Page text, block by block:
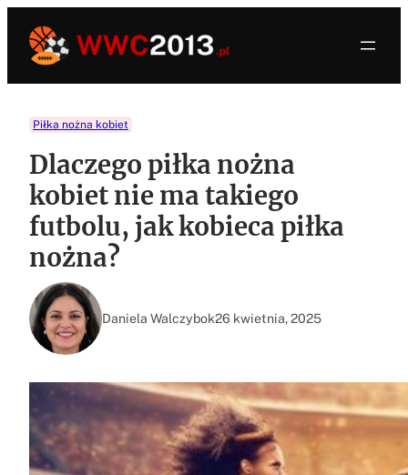
treści
Piłka nożna kobiet
Dlaczego piłka nożna
kobiet nie ma takiego
futbolu, jak kobieca piłka
nożna?
Daniela Walczybok26 kwietnia, 2025